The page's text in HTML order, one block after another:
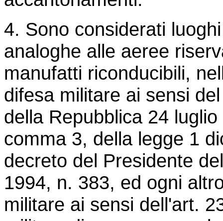
4. Sono considerati
analoghe alle aeree
manufatti riconducibili,
difesa militare ai sensi
della Repubblica 24
comma 3, della legge 1
decreto del Presidente
1994, n. 383, ed ogni
militare ai sensi dell'art.